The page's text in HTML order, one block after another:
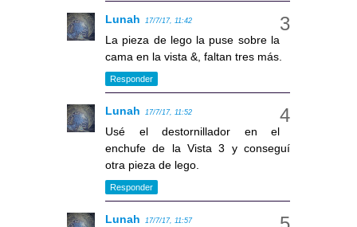
Lunah 17/7/17, 11:42
La pieza de lego la puse sobre la
cama en la vista &, faltan tres más.
Responder
Lunah 17/7/17, 11:52
Usé el destornillador en el
enchufe de la Vista 3 y conseguí
otra pieza de lego.
Responder
Lunah 17/7/17, 11:57